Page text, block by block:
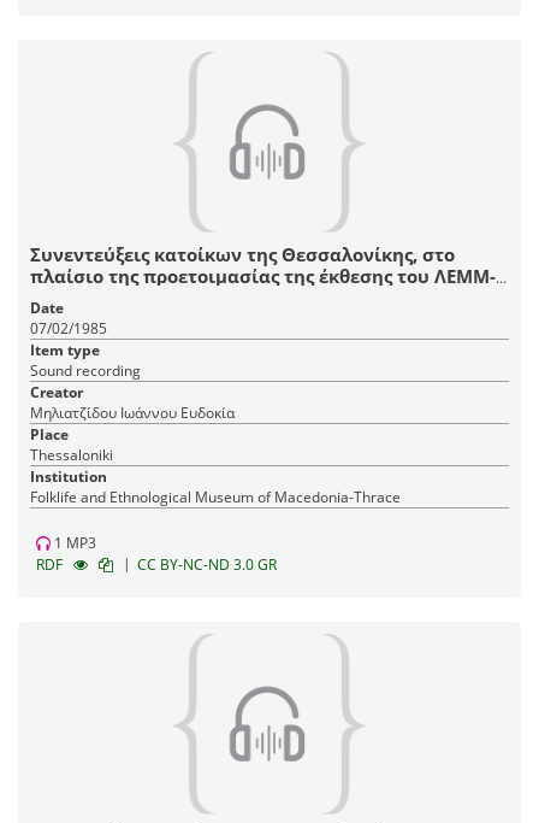
Συνεντεύξεις κατοίκων της Θεσσαλονίκης, στο
πλαίσιο της προετοιμασίας της έκθεσης του ΛΕΜΜ-
Θ "Αστικό Σπίτι Θεσσαλονίκης, 1880-1912".
Date
07/02/1985
Item type
Sound recording
Creator
Μηλιατζίδου Ιωάννου Ευδοκία
Place
Thessaloniki
Institution
Fοlklife and Ethnological Museum of Macedonia-Thrace
1 MP3
RDF
| CC BY-NC-ND 3.0 GR